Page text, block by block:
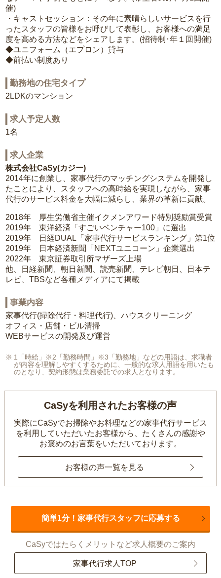
催)
・キャストセッション：その年に素晴らしいサービスを行
ったスタッフの皆様をお呼びして表彰し、お客様への満足
度を高める方法などをシェアします。(招待制･年１回開催)
◆ユニフォーム（エプロン）貸与
◆前払い制度あり
勤務地の住宅タイプ
2LDKのマンション
求人予定人数
1名
求人企業
株式会社CaSy(カジー)
2014年に創業し、家事代行のマッチングシステムを開発し
たことにより、スタッフへの高時給を実現しながら、家事
代行のサービス料金を大幅に減らし、業界の革新に貢献。
2018年 厚生労働省主催イクメンアワード特別奨励賞受賞
2019年 東洋経済「すごいベンチャー100」に選出
2019年 日経DUAL「家事代行サービスランキング」第1位
2019年 日本経済新聞「NEXTユニコーン」企業選出
2022年 東京証券取引所マザーズ上場
他、日経新聞、朝日新聞、読売新聞、テレビ朝日、日本テ
レビ、TBSなど各種メディアにて掲載
事業内容
家事代行(掃除代行・料理代行)、ハウスクリーニング
オフィス・店舗・ビル清掃
WEBサービスの開発及び運営
1「時給」※2「勤務時間」※3「勤務地」などの用語は、求職者
が内容を理解しやすくするために、一般的な求人用語を用いたも
のとなり、契約形態は業務委託での求人となります。
CaSyを利用されたお客様の声
実際にCaSyでお掃除やお料理などの家事代行サービス
を利用していただいたお客様から、 たくさんの感謝や
お褒めのお言葉をいただいております。
お客様の声一覧を見る
簡単1分！家事代行スタッフに応募する
CaSyではたらくメリットなど求人概要のご案内
家事代行求人TOP